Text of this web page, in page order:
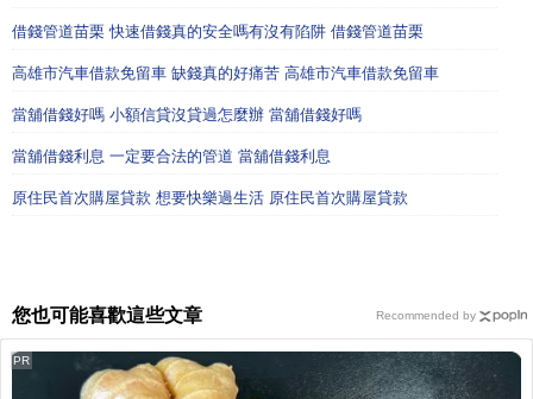
借錢管道苗栗 快速借錢真的安全嗎有沒有陷阱 借錢管道苗栗
高雄市汽車借款免留車 缺錢真的好痛苦 高雄市汽車借款免留車
當舖借錢好嗎 小額信貸沒貸過怎麼辦 當舖借錢好嗎
當舖借錢利息 一定要合法的管道 當舖借錢利息
原住民首次購屋貸款 想要快樂過生活 原住民首次購屋貸款
您也可能喜歡這些文章
PR
Recommended by